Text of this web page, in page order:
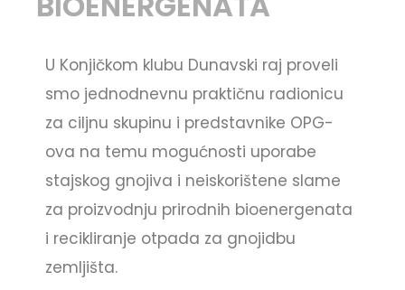
U Konjičkom klubu Dunavski raj proveli
smo jednodnevnu praktičnu radionicu
za ciljnu skupinu i predstavnike OPG-
ova na temu mogućnosti uporabe
stajskog gnojiva i neiskorištene slame
za proizvodnju prirodnih bioenergenata
i recikliranje otpada za gnojidbu
zemljišta.